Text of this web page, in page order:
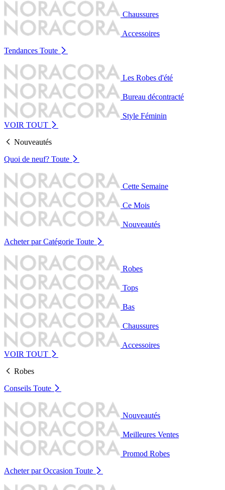
Chaussures
Accessoires
Tendances Toute
Les Robes d'été
Bureau décontracté
Style Féminin
VOIR TOUT
Nouveautés
Quoi de neuf? Toute
Cette Semaine
Ce Mois
Nouveautés
Acheter par Catégorie Toute
Robes
Tops
Bas
Chaussures
Accessoires
VOIR TOUT
Robes
Conseils Toute
Nouveautés
Meilleures Ventes
Promod Robes
Acheter par Occasion Toute